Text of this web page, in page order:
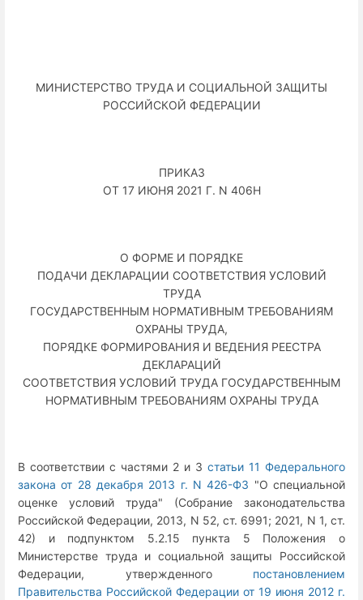
МИНИСТЕРСТВО ТРУДА И СОЦИАЛЬНОЙ ЗАЩИТЫ
РОССИЙСКОЙ ФЕДЕРАЦИИ
ПРИКАЗ
ОТ 17 ИЮНЯ 2021 Г. N 406Н
О ФОРМЕ И ПОРЯДКЕ
ПОДАЧИ ДЕКЛАРАЦИИ СООТВЕТСТВИЯ УСЛОВИЙ
ТРУДА
ГОСУДАРСТВЕННЫМ НОРМАТИВНЫМ ТРЕБОВАНИЯМ
ОХРАНЫ ТРУДА,
ПОРЯДКЕ ФОРМИРОВАНИЯ И ВЕДЕНИЯ РЕЕСТРА
ДЕКЛАРАЦИЙ
СООТВЕТСТВИЯ УСЛОВИЙ ТРУДА ГОСУДАРСТВЕННЫМ
НОРМАТИВНЫМ ТРЕБОВАНИЯМ ОХРАНЫ ТРУДА
В соответствии с частями 2 и 3 статьи 11 Федерального
закона от 28 декабря 2013 г. N 426-ФЗ "О специальной
оценке условий труда" (Собрание законодательства
Российской Федерации, 2013, N 52, ст. 6991; 2021, N 1, ст.
42) и подпунктом 5.2.15 пункта 5 Положения о
Министерстве труда и социальной защиты Российской
Федерации, утвержденного постановлением
Правительства Российской Федерации от 19 июня 2012 г.